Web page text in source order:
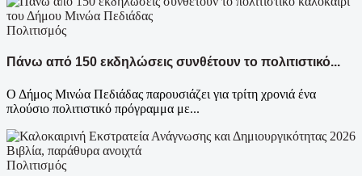
Πολιτισμός
Πάνω από 150 εκδηλώσεις συνθέτουν το πολιτιστικό...
Ο Δήμος Μινώα Πεδιάδας παρουσιάζει για τρίτη χρονιά ένα
πλούσιο πολιτιστικό πρόγραμμα με...
Πολιτισμός